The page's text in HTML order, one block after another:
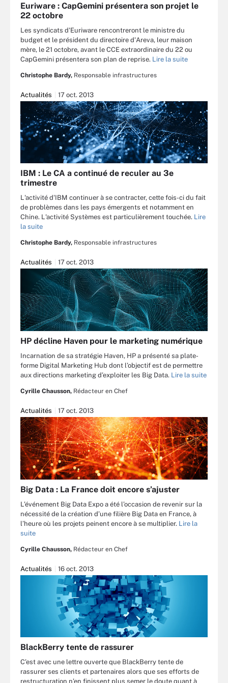
Euriware : CapGemini présentera son projet le
22 octobre
Les syndicats d'Euriware rencontreront le ministre du
budget et le président du directoire d'Areva, leur maison
mère, le 21 octobre, avant le CCE extraordinaire du 22 ou
CapGemini présentera son plan de reprise. Lire la suite
Christophe Bardy, Responsable infrastructures
Actualités 17 oct. 2013
IBM : Le CA a continué de reculer au 3e
trimestre
L'activité d'IBM continuer à se contracter, cette fois-ci du fait
de problèmes dans les pays émergents et notamment en
Chine. L'activité Systèmes est particulièrement touchée. Lire
la suite
Christophe Bardy, Responsable infrastructures
Actualités 17 oct. 2013
HP décline Haven pour le marketing numérique
Incarnation de sa stratégie Haven, HP a présenté sa plate-
forme Digital Marketing Hub dont l’objectif est de permettre
aux directions marketing d’exploiter les Big Data. Lire la suite
Cyrille Chausson, Rédacteur en Chef
Actualités 17 oct. 2013
Big Data : La France doit encore s’ajuster
L’événement Big Data Expo a été l’occasion de revenir sur la
nécessité de la création d’une filière Big Data en France, à
l’heure où les projets peinent encore à se multiplier. Lire la
suite
Cyrille Chausson, Rédacteur en Chef
Actualités 16 oct. 2013
BlackBerry tente de rassurer
C’est avec une lettre ouverte que BlackBerry tente de
rassurer ses clients et partenaires alors que ses efforts de
restructuration n’en finissent plus semer le doute quant à